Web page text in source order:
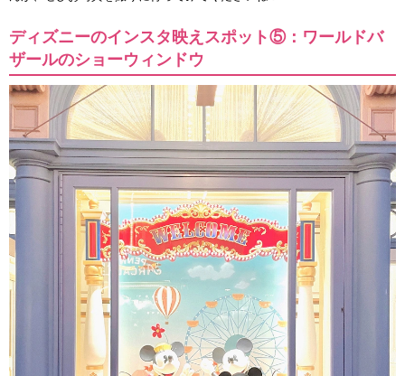
ディズニーのインスタ映えスポット⑤：ワールドバ
ザールのショーウィンドウ